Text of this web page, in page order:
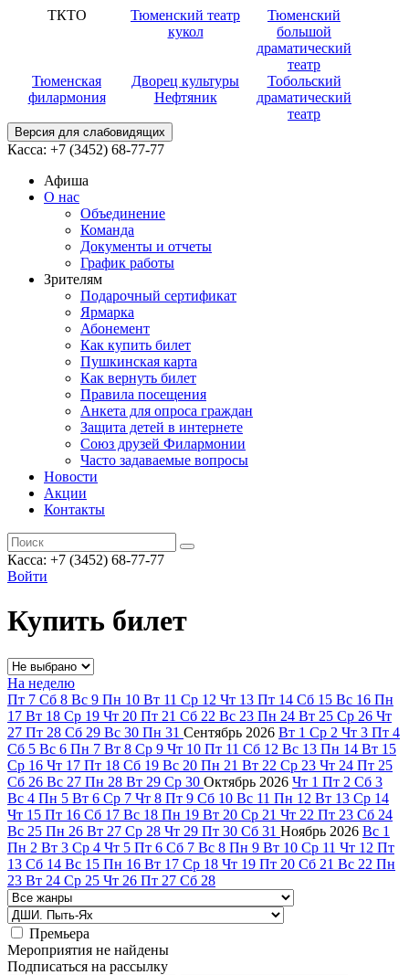
ТКТО
Тюменский театр
кукол
Тюменский
большой
драматический
театр
Тюменская
филармония
Дворец культуры
Нефтяник
Тобольский
драматический
театр
Версия для слабовидящих
Касса: +7 (3452) 68-77-77
Афиша
О нас
Объединение
Команда
Документы и отчеты
График работы
Зрителям
Подарочный сертификат
Ярмарка
Абонемент
Как купить билет
Пушкинская карта
Как вернуть билет
Правила посещения
Анкета для опроса граждан
Защита детей в интернете
Союз друзей Филармонии
Часто задаваемые вопросы
Новости
Акции
Контакты
Касса: +7 (3452) 68-77-77
Войти
Купить билет
На неделю
Пт 7 Сб 8 Вс 9 Пн 10 Вт 11 Ср 12 Чт 13 Пт 14 Сб 15 Вс 16 Пн
17 Вт 18 Ср 19 Чт 20 Пт 21 Сб 22 Вс 23 Пн 24 Вт 25 Ср 26 Чт
27 Пт 28 Сб 29 Вс 30 Пн 31 Сентябрь 2026 Вт 1 Ср 2 Чт 3 Пт 4
Сб 5 Вс 6 Пн 7 Вт 8 Ср 9 Чт 10 Пт 11 Сб 12 Вс 13 Пн 14 Вт 15
Ср 16 Чт 17 Пт 18 Сб 19 Вс 20 Пн 21 Вт 22 Ср 23 Чт 24 Пт 25
Сб 26 Вс 27 Пн 28 Вт 29 Ср 30 Октябрь 2026 Чт 1 Пт 2 Сб 3
Вс 4 Пн 5 Вт 6 Ср 7 Чт 8 Пт 9 Сб 10 Вс 11 Пн 12 Вт 13 Ср 14
Чт 15 Пт 16 Сб 17 Вс 18 Пн 19 Вт 20 Ср 21 Чт 22 Пт 23 Сб 24
Вс 25 Пн 26 Вт 27 Ср 28 Чт 29 Пт 30 Сб 31 Ноябрь 2026 Вс 1
Пн 2 Вт 3 Ср 4 Чт 5 Пт 6 Сб 7 Вс 8 Пн 9 Вт 10 Ср 11 Чт 12 Пт
13 Сб 14 Вс 15 Пн 16 Вт 17 Ср 18 Чт 19 Пт 20 Сб 21 Вс 22 Пн
23 Вт 24 Ср 25 Чт 26 Пт 27 Сб 28
Премьера
Мероприятия не найдены
Подписаться на рассылку